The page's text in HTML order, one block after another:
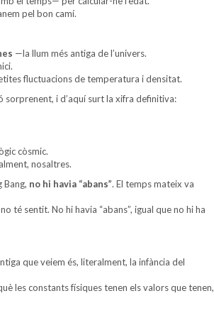
pel bon camí.
—la llum més antiga de l’univers.
fluctuacions de temperatura i densitat.
i d’aquí surt la xifra definitiva:
còsmic.
nosaltres.
Bang, no hi havia “abans”. El temps mateix va
té sentit. No hi havia “abans”, igual que no hi ha
que veiem és, literalment, la infància del
les constants físiques tenen els valors que tenen,